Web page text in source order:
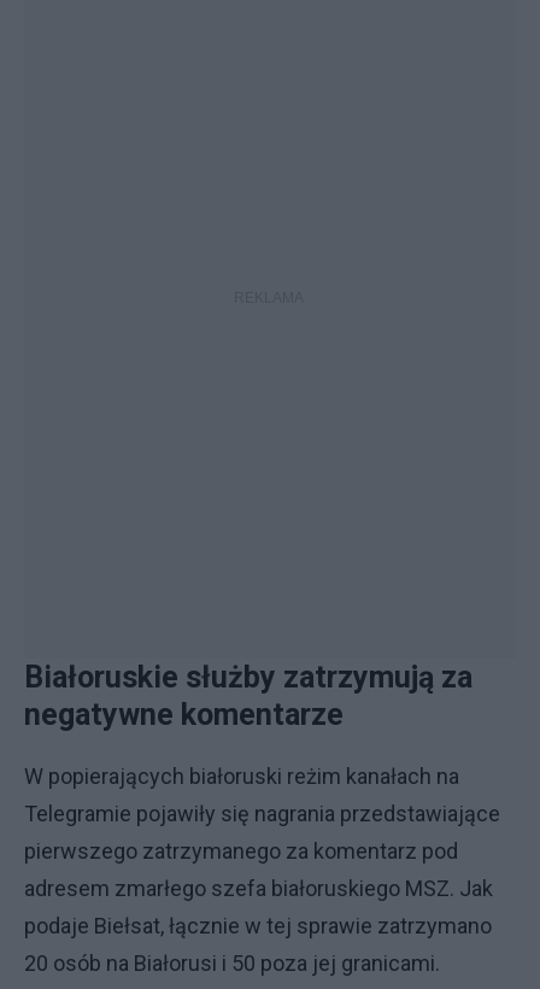
Białoruskie służby zatrzymują za
negatywne komentarze
W popierających białoruski reżim kanałach na
Telegramie pojawiły się nagrania przedstawiające
pierwszego zatrzymanego za komentarz pod
adresem zmarłego szefa białoruskiego MSZ. Jak
podaje Biełsat, łącznie w tej sprawie zatrzymano
20 osób na Białorusi i 50 poza jej granicami.